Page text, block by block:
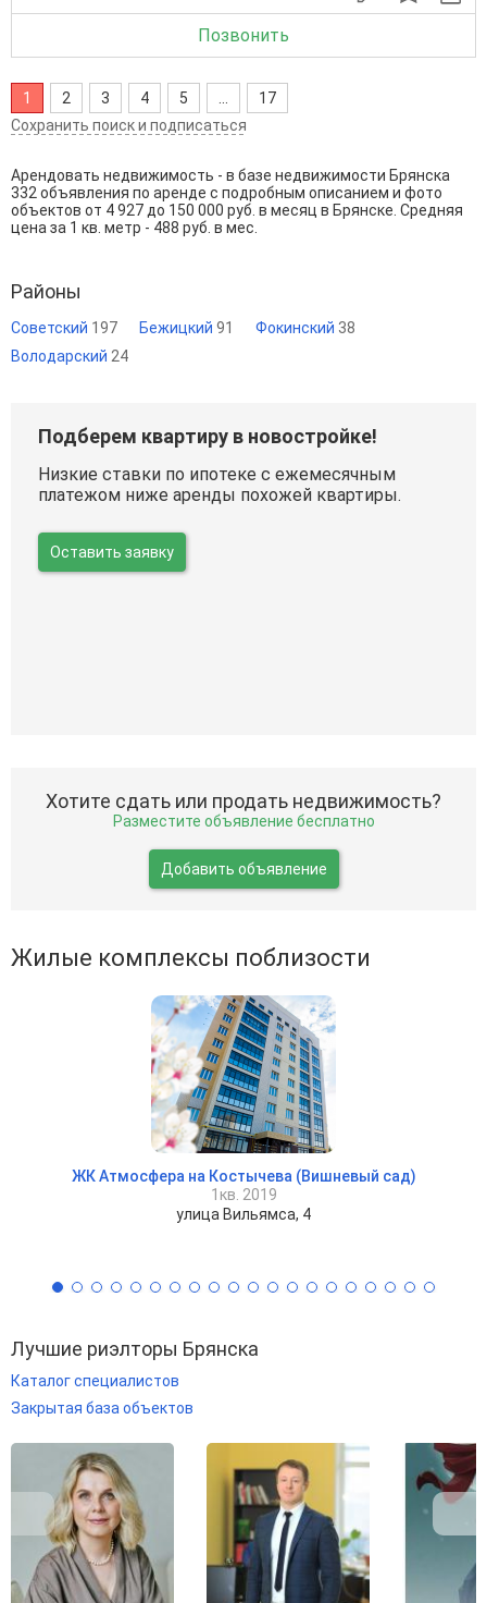
Позвонить
1 2 3 4 5
17
Сохранить поиск и подписаться
Арендовать недвижимость - в базе недвижимости Брянска
332 объявления по аренде с подробным описанием и фото
объектов от 4 927 до 150 000 руб. в месяц в Брянске. Средняя
цена за 1 кв. метр - 488 руб. в мес.
Районы
Советский 197 Бежицкий 91 Фокинский 38
Володарский 24
Подберем квартиру в новостройке!
Низкие ставки по ипотеке с ежемесячным
платежом ниже аренды похожей квартиры.
Оставить заявку
Хотите сдать или продать недвижимость?
Разместите объявление бесплатно
Добавить объявление
Жилые комплексы поблизости
ЖК Атмосфера на Костычева (Вишневый сад)
1кв. 2019
улица Вильямса, 4
Лучшие риэлторы Брянска
Каталог специалистов
Закрытая база объектов